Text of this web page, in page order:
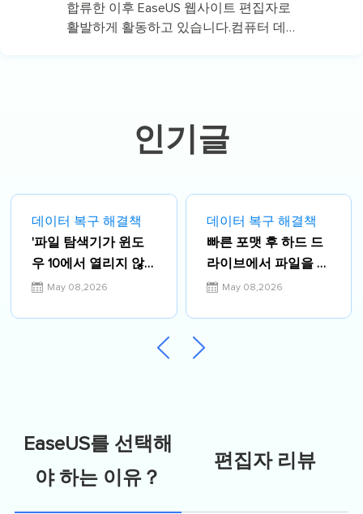
합류한 이후 EaseUS 웹사이트 편집자로
활발하게 활동하고 있습니다.컴퓨터 데
인기글
데이터 복구 해결책
'파일 탐색기가 윈도
우 10에서 열리지 않
음'오류 해결방법
May 08,2026
데이터 복구 해결책
빠른 포맷 후 하드 드
라이브에서 파일을 복
구하는 3가지 방법
May 08,2026
EaseUS를 선택해
야 하는 이유？
편집자 리뷰